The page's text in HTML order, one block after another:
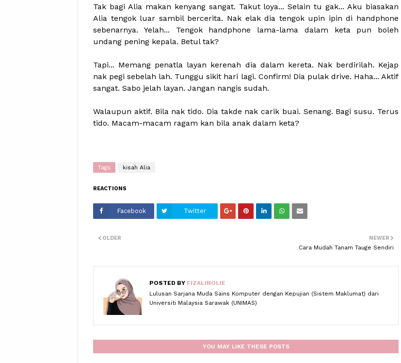
Tak bagi Alia makan kenyang sangat. Takut loya... Selain tu gak... Aku biasakan
Alia tengok luar sambil bercerita. Nak elak dia tengok upin ipin di handphone
sebenarnya. Yelah... Tengok handphone lama-lama dalam keta pun boleh
undang pening kepala. Betul tak?
Tapi... Memang penatla layan kerenah dia dalam kereta. Nak berdirilah. Kejap
nak pegi sebelah lah. Tunggu sikit hari lagi. Confirm! Dia pulak drive. Haha... Aktif
sangat. Sabo jelah layan. Jangan nangis sudah.
Walaupun aktif. Bila nak tido. Dia takde nak carik buai. Senang. Bagi susu. Terus
tido. Macam-macam ragam kan bila anak dalam keta?
Tags kisah Alia
REACTIONS
Facebook Twitter
NEWER
Cara Mudah Tanam Tauge Sendiri
OLDER
POSTED BY FIZALINOLIE
Lulusan Sarjana Muda Sains Komputer dengan Kepujian (Sistem Maklumat) dari
Universiti Malaysia Sarawak (UNIMAS)
YOU MAY LIKE THESE POSTS